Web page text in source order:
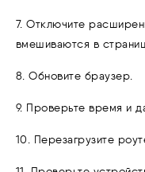
7. Отключите
вмешиваются в
8. Обновите браузер.
9. Проверьте время и
10. Перезагрузите